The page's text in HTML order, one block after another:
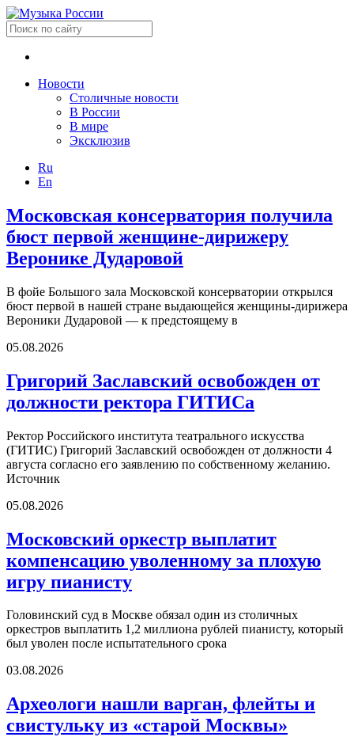
Новости
Столичные новости
В России
В мире
Эксклюзив
Ru
En
Московская консерватория получила
бюст первой женщине-дирижеру
Веронике Дударовой
В фойе Большого зала Московской консерватории открылся
бюст первой в нашей стране выдающейся женщины-дирижера
Вероники Дударовой — к предстоящему в
05.08.2026
Григорий Заславский освобожден от
должности ректора ГИТИСа
Ректор Российского института театрального искусства
(ГИТИС) Григорий Заславский освобожден от должности 4
августа согласно его заявлению по собственному желанию.
Источник
05.08.2026
Московский оркестр выплатит
компенсацию уволенному за плохую
игру пианисту
Головинский суд в Москве обязал один из столичных
оркестров выплатить 1,2 миллиона рублей пианисту, который
был уволен после испытательного срока
03.08.2026
Археологи нашли варган, флейты и
свистульку из «старой Москвы»